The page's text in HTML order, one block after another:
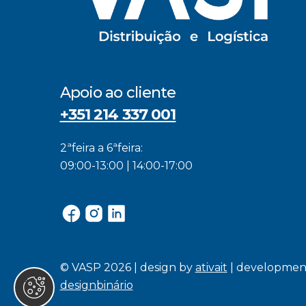
Apoio ao cliente
+351 214 337 001
2ªfeira a 6ªfeira:
09:00-13:00 | 14:00-17:00
© VASP 2026 | design by ativait |
designbinário